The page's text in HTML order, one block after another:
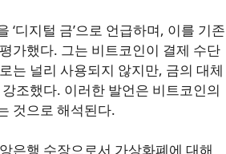
‘디지털 금’으로 언급하며, 이를 기존
가했다. 그는 비트코인이 결제 수단
는 널리 사용되지 않지만, 금의 대체
조했다. 이러한 발언은 비트코인의
것으로 해석된다.
은행 수장으로서 가상화폐에 대해